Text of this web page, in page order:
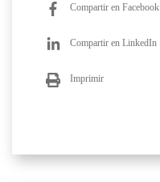
Compartir en Facebook
Compartir en LinkedIn
Imprimir